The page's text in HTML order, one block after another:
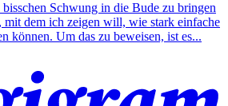
Schwung in die Bude zu bringen
mit dem ich zeigen will, wie stark einfache
können. Um das zu beweisen, ist es...